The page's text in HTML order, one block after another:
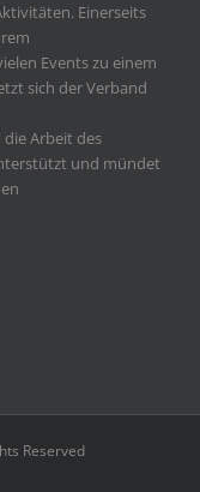
Einerseits
Events zu einem
sich der Verband
Arbeit des
und mündet
Reserved